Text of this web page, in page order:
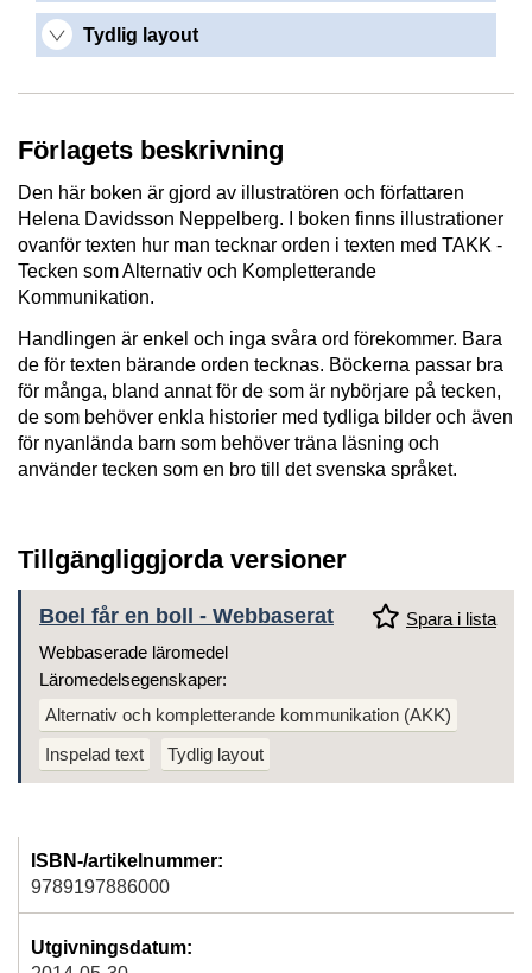
Tydlig layout
Förlagets beskrivning
Den här boken är gjord av illustratören och författaren
Helena Davidsson Neppelberg. I boken finns illustrationer
ovanför texten hur man tecknar orden i texten med TAKK -
Tecken som Alternativ och Kompletterande
Kommunikation.
Handlingen är enkel och inga svåra ord förekommer. Bara
de för texten bärande orden tecknas. Böckerna passar bra
för många, bland annat för de som är nybörjare på tecken,
de som behöver enkla historier med tydliga bilder och även
för nyanlända barn som behöver träna läsning och
använder tecken som en bro till det svenska språket.
Tillgängliggjorda versioner
Boel får en boll - Webbaserat
Spara i lista
Webbaserade läromedel
Läromedelsegenskaper:
Alternativ och kompletterande kommunikation (AKK)
Inspelad text
Tydlig layout
ISBN-/artikelnummer:
9789197886000
Utgivningsdatum: